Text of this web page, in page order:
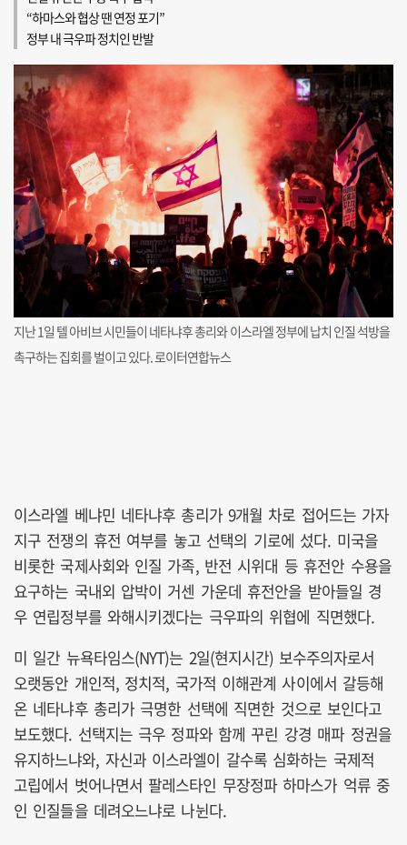
“하마스와 협상 땐 연정 포기”
정부 내 극우파 정치인 반발
지난 1일 텔 아비브 시민들이 네타냐후 총리와 이스라엘 정부에 납치 인질 석방을
촉구하는 집회를 벌이고 있다. 로이터연합뉴스
이스라엘 베냐민 네타냐후 총리가 9개월 차로 접어드는 가자
지구 전쟁의 휴전 여부를 놓고 선택의 기로에 섰다. 미국을
비롯한 국제사회와 인질 가족, 반전 시위대 등 휴전안 수용을
요구하는 국내외 압박이 거센 가운데 휴전안을 받아들일 경
우 연립정부를 와해시키겠다는 극우파의 위협에 직면했다.
미 일간 뉴욕타임스(NYT)는 2일(현지시간) 보수주의자로서
오랫동안 개인적, 정치적, 국가적 이해관계 사이에서 갈등해
온 네타냐후 총리가 극명한 선택에 직면한 것으로 보인다고
보도했다. 선택지는 극우 정파와 함께 꾸린 강경 매파 정권을
유지하느냐와, 자신과 이스라엘이 갈수록 심화하는 국제적
고립에서 벗어나면서 팔레스타인 무장정파 하마스가 억류 중
인 인질들을 데려오느냐로 나뉜다.